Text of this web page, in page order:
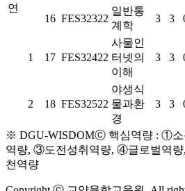
연
16 FES32322
일반통
계학
3 3
1 17 FES32422
사물인
터넷의
이해
3 3
2 18 FES32522
야생식
물과환
경
3 3
※ DGU-WISDOMⓒ 핵심역량 : ①소
역량, ③도전성취역량, ④글로벌역
천역량